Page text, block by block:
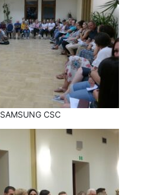
SAMSUNG CSC